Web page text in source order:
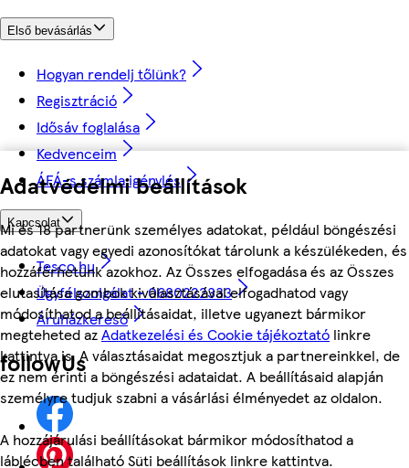
Adatvédelmi beállítások
Mi és 18 partnerünk személyes adatokat, például böngészési
adatokat vagy egyedi azonosítókat tárolunk a készülékeden, és
hozzáférhetünk azokhoz. Az Összes elfogadása és az Összes
elutasítása gombok kiválasztásával elfogadhatod vagy
módosíthatod a beállításaidat, illetve ugyanezt bármikor
megteheted azAdatkezelési és Cookie tájékoztató linkre
kattintva is. A választásaidat megosztjuk a partnereinkkel, de
ez nem érinti a böngészési adataidat. A beállításaid alapján
személyre tudjuk szabni a vásárlási élményedet az oldalon.
A hozzájárulási beállításokat bármikor módosíthatod a
láblécben található Süti beállítások linkre kattintva.
Első bevásárlás
Hogyan rendelj tőlünk?
Regisztráció
Idősáv foglalása
Kedvenceim
ÁFÁ-s számla igénylés
Kapcsolat
Tesco.hu
Ügyfélszolgálat - 0680222333
Áruházkereső
followUs